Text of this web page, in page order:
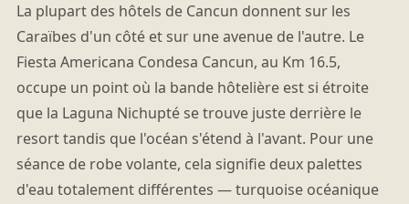
La plupart des hôtels de Cancun donnent sur les
Caraïbes d'un côté et sur une avenue de l'autre. Le
Fiesta Americana Condesa Cancun, au Km 16.5,
occupe un point où la bande hôtelière est si étroite
que la Laguna Nichupté se trouve juste derrière le
resort tandis que l'océan s'étend à l'avant. Pour une
séance de robe volante, cela signifie deux palettes
d'eau totalement différentes — turquoise océanique